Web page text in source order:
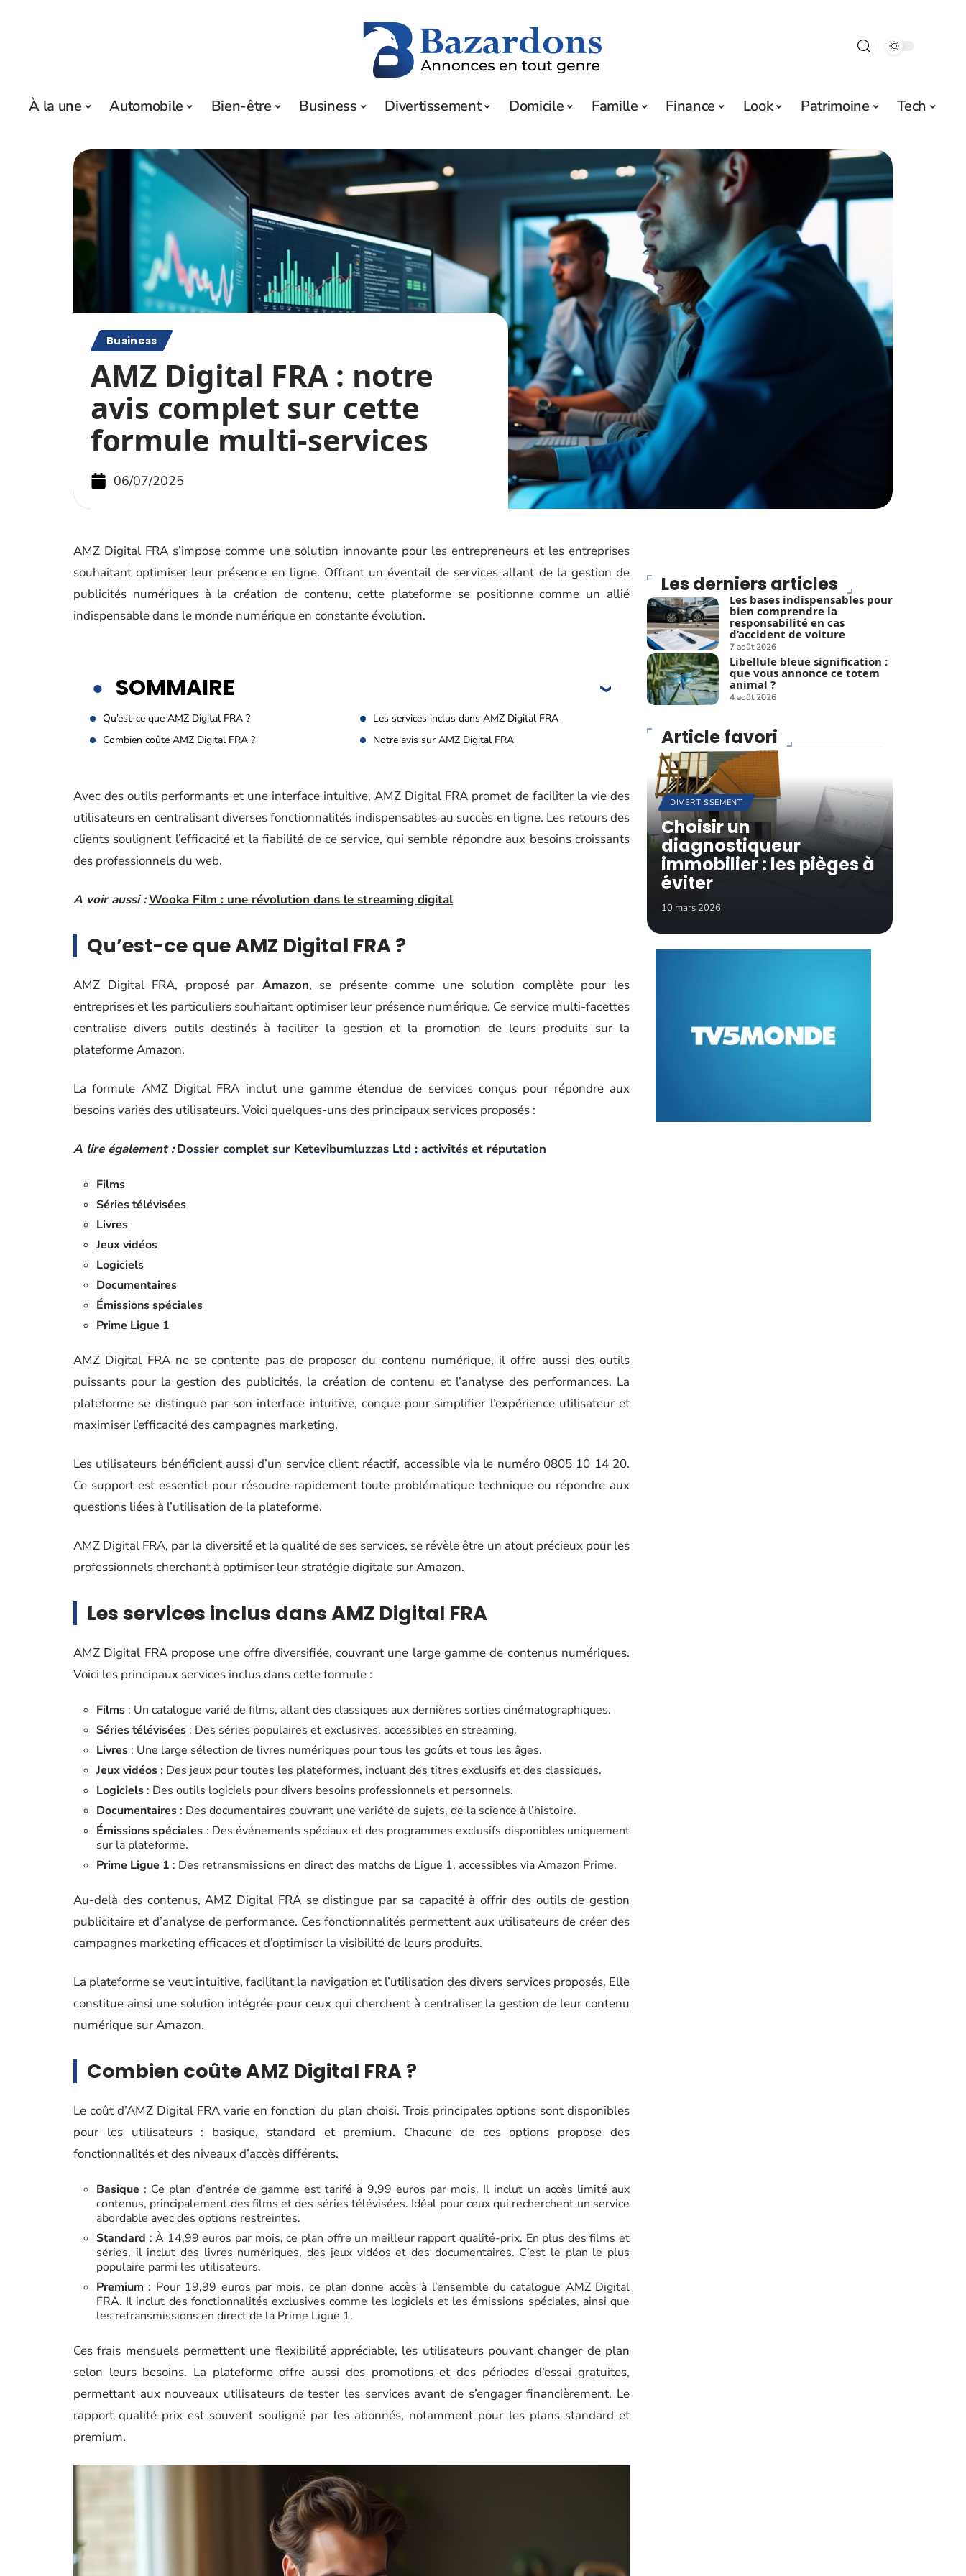
À la une Automobile Bien-être Business Divertissement Domicile Famille Finance Look Patrimoine Tech
Business
AMZ Digital FRA : notre
avis complet sur cette
formule multi-services
06/07/2025
AMZ Digital FRA s’impose comme une solution innovante pour les entrepreneurs et les entreprises
souhaitant optimiser leur présence en ligne. Offrant un éventail de services allant de la gestion de
publicités numériques à la création de contenu, cette plateforme se positionne comme un allié
indispensable dans le monde numérique en constante évolution.
SOMMAIRE
Qu’est-ce que AMZ Digital FRA ?
Les services inclus dans AMZ Digital FRA
Combien coûte AMZ Digital FRA ?
Notre avis sur AMZ Digital FRA
Avec des outils performants et une interface intuitive, AMZ Digital FRA promet de faciliter la vie des
utilisateurs en centralisant diverses fonctionnalités indispensables au succès en ligne. Les retours des
clients soulignent l’efficacité et la fiabilité de ce service, qui semble répondre aux besoins croissants
des professionnels du web.
A voir aussi :Wooka Film : une révolution dans le streaming digital
Qu’est-ce que AMZ Digital FRA ?
AMZ Digital FRA, proposé par Amazon, se présente comme une solution complète pour les
entreprises et les particuliers souhaitant optimiser leur présence numérique. Ce service multi-facettes
centralise divers outils destinés à faciliter la gestion et la promotion de leurs produits sur la
plateforme Amazon.
La formule AMZ Digital FRA inclut une gamme étendue de services conçus pour répondre aux
besoins variés des utilisateurs. Voici quelques-uns des principaux services proposés :
A lire également : Dossier complet sur Ketevibumluzzas Ltd : activités et réputation
Films
Séries télévisées
Livres
Jeux vidéos
Logiciels
Documentaires
Émissions spéciales
Prime Ligue 1
AMZ Digital FRA ne se contente pas de proposer du contenu numérique, il offre aussi des outils
puissants pour la gestion des publicités, la création de contenu et l’analyse des performances. La
plateforme se distingue par son interface intuitive, conçue pour simplifier l’expérience utilisateur et
maximiser l’efficacité des campagnes marketing.
Les utilisateurs bénéficient aussi d’un service client réactif, accessible via le numéro 0805 10 14 20.
Ce support est essentiel pour résoudre rapidement toute problématique technique ou répondre aux
questions liées à l’utilisation de la plateforme.
AMZ Digital FRA, par la diversité et la qualité de ses services, se révèle être un atout précieux pour les
professionnels cherchant à optimiser leur stratégie digitale sur Amazon.
Les services inclus dans AMZ Digital FRA
AMZ Digital FRA propose une offre diversifiée, couvrant une large gamme de contenus numériques.
Voici les principaux services inclus dans cette formule :
Films : Un catalogue varié de films, allant des classiques aux dernières sorties cinématographiques.
Séries télévisées : Des séries populaires et exclusives, accessibles en streaming.
Livres : Une large sélection de livres numériques pour tous les goûts et tous les âges.
Jeux vidéos : Des jeux pour toutes les plateformes, incluant des titres exclusifs et des classiques.
Logiciels : Des outils logiciels pour divers besoins professionnels et personnels.
Documentaires : Des documentaires couvrant une variété de sujets, de la science à l’histoire.
Émissions spéciales : Des événements spéciaux et des programmes exclusifs disponibles uniquement
sur la plateforme.
Prime Ligue 1 : Des retransmissions en direct des matchs de Ligue 1, accessibles via Amazon Prime.
Au-delà des contenus, AMZ Digital FRA se distingue par sa capacité à offrir des outils de gestion
publicitaire et d’analyse de performance. Ces fonctionnalités permettent aux utilisateurs de créer des
campagnes marketing efficaces et d’optimiser la visibilité de leurs produits.
La plateforme se veut intuitive, facilitant la navigation et l’utilisation des divers services proposés. Elle
constitue ainsi une solution intégrée pour ceux qui cherchent à centraliser la gestion de leur contenu
numérique sur Amazon.
Combien coûte AMZ Digital FRA ?
Le coût d’AMZ Digital FRA varie en fonction du plan choisi. Trois principales options sont disponibles
pour les utilisateurs : basique, standard et premium. Chacune de ces options propose des
fonctionnalités et des niveaux d’accès différents.
Basique : Ce plan d’entrée de gamme est tarifé à 9,99 euros par mois. Il inclut un accès limité aux
contenus, principalement des films et des séries télévisées. Idéal pour ceux qui recherchent un service
abordable avec des options restreintes.
Standard : À 14,99 euros par mois, ce plan offre un meilleur rapport qualité-prix. En plus des films et
séries, il inclut des livres numériques, des jeux vidéos et des documentaires. C’est le plan le plus
populaire parmi les utilisateurs.
Premium : Pour 19,99 euros par mois, ce plan donne accès à l’ensemble du catalogue AMZ Digital
FRA. Il inclut des fonctionnalités exclusives comme les logiciels et les émissions spéciales, ainsi que
les retransmissions en direct de la Prime Ligue 1.
Ces frais mensuels permettent une flexibilité appréciable, les utilisateurs pouvant changer de plan
selon leurs besoins. La plateforme offre aussi des promotions et des périodes d’essai gratuites,
permettant aux nouveaux utilisateurs de tester les services avant de s’engager financièrement. Le
rapport qualité-prix est souvent souligné par les abonnés, notamment pour les plans standard et
premium.
Les derniers articles
Les bases indispensables pour
bien comprendre la
responsabilité en cas
d’accident de voiture
7 août 2026
Libellule bleue signification :
que vous annonce ce totem
animal ?
4 août 2026
Article favori
DIVERTISSEMENT
Choisir un
diagnostiqueur
immobilier : les pièges à
éviter
10 mars 2026